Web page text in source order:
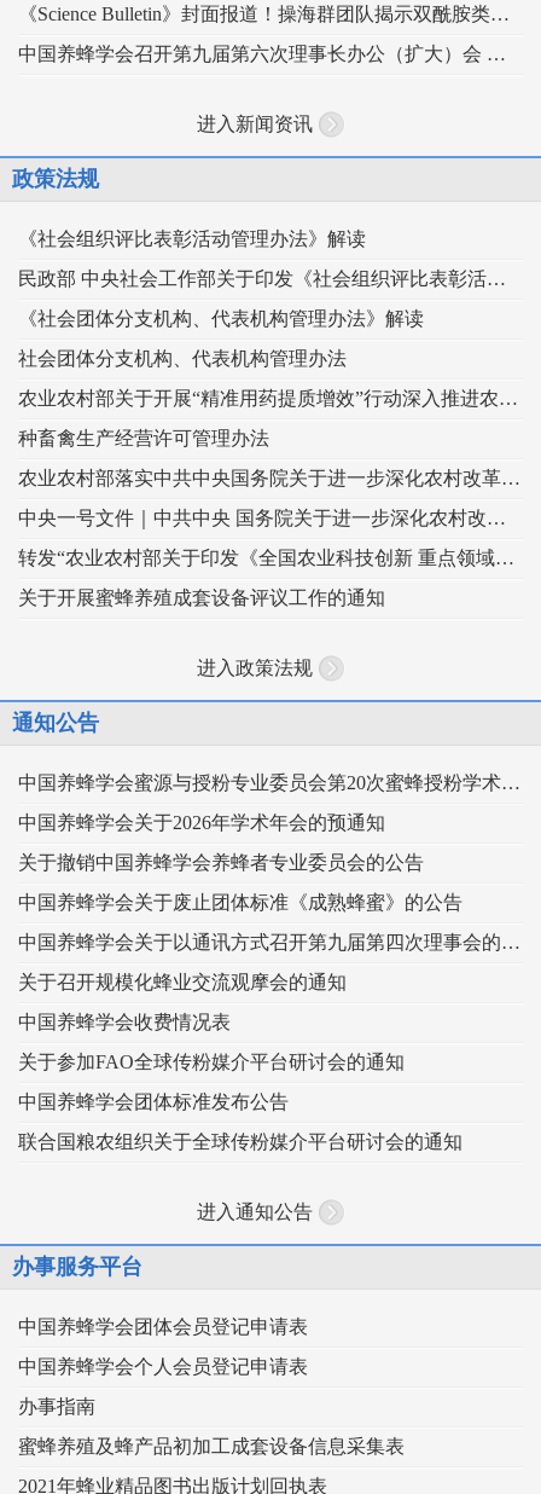
《Science Bulletin》封面报道！操海群团队揭示双酰胺类杀虫剂影响蜜蜂蜂王生殖
中国养蜂学会召开第九届第六次理事长办公（扩大）会 锚定“十五五” 谋划蜂业高质量发展
进入新闻资讯
政策法规
《社会组织评比表彰活动管理办法》解读
民政部 中央社会工作部关于印发《社会组织评比表彰活动管理办法》的通知
《社会团体分支机构、代表机构管理办法》解读
社会团体分支机构、代表机构管理办法
农业农村部关于开展“精准用药提质增效”行动深入推进农药科学安全使用工作的指导意见
种畜禽生产经营许可管理办法
农业农村部落实中共中央国务院关于进一步深化农村改革扎实推进乡村全面振兴 工作部署的实施意见
中央一号文件｜中共中央 国务院关于进一步深化农村改革 扎实推进乡村全面振兴的意见
转发“农业农村部关于印发《全国农业科技创新 重点领域（2024–2028年）》的通知”
关于开展蜜蜂养殖成套设备评议工作的通知
进入政策法规
通知公告
中国养蜂学会蜜源与授粉专业委员会第20次蜜蜂授粉学术交流会暨向日葵授粉现场观摩会通知 （第二轮）
中国养蜂学会关于2026年学术年会的预通知
关于撤销中国养蜂学会养蜂者专业委员会的公告
中国养蜂学会关于废止团体标准《成熟蜂蜜》的公告
中国养蜂学会关于以通讯方式召开第九届第四次理事会的通知
关于召开规模化蜂业交流观摩会的通知
中国养蜂学会收费情况表
关于参加FAO全球传粉媒介平台研讨会的通知
中国养蜂学会团体标准发布公告
联合国粮农组织关于全球传粉媒介平台研讨会的通知
进入通知公告
办事服务平台
中国养蜂学会团体会员登记申请表
中国养蜂学会个人会员登记申请表
办事指南
蜜蜂养殖及蜂产品初加工成套设备信息采集表
2021年蜂业精品图书出版计划回执表